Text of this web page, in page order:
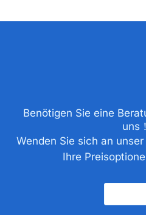
Benötigen Sie eine
uns！
Wenden Sie sich an
Ihre